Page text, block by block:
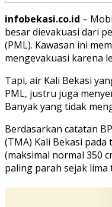
infobekasi.co.id –
besar dievakuasi dari
(PML). Kawasan ini
mengevakuasi karena
Tapi, air Kali Bekasi
PML, justru juga
Banyak yang tidak
Berdasarkan catatan
(TMA) Kali Bekasi pada
(maksimal normal 350
paling parah sejak